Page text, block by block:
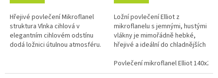
Hřejivé povlečení Mikroflanel
struktura Vlnka cihlová v
elegantním cihlovém odstínu
dodá ložnici útulnou atmosféru.
je...
Ložní povlečení Elliot z
mikroflanelu s jemnými, hustými
vlákny je mimořádně hebké,
hřejivé a ideální do chladnějších
teplo, je příjemné na dotek...
Povlečení mikroflanel Elliot